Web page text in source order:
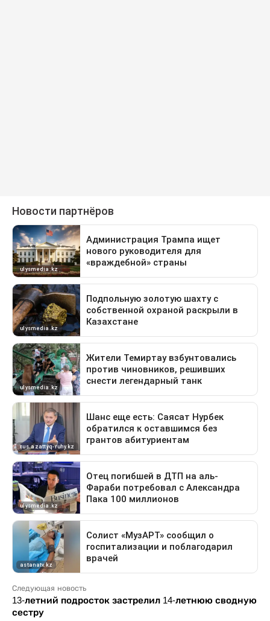
Следующая новость
13-летний подросток застрелил 14-летнюю сводную
сестру